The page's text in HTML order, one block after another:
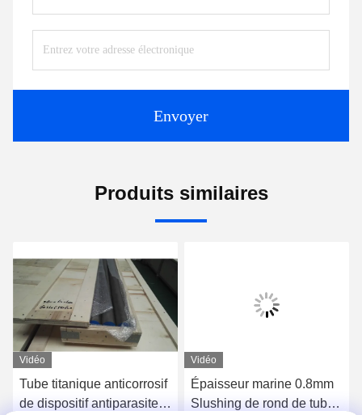
Envoyer
Produits similaires
Vidéo
Tube titanique anticorrosif
de dispositif antiparasite
Vidéo
Épaisseur marine 0.8mm
Slushing de rond de tube